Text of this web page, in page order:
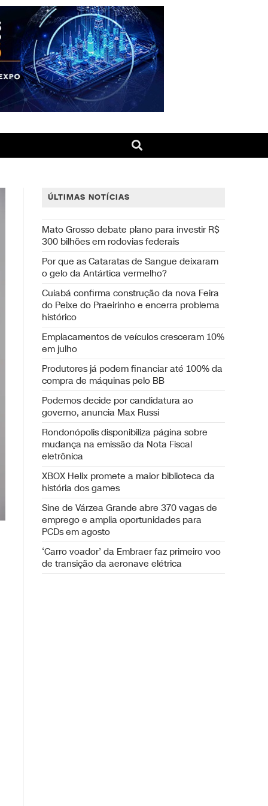
ÚLTIMAS NOTÍCIAS
Mato Grosso debate plano para investir R$
300 bilhões em rodovias federais
Por que as Cataratas de Sangue deixaram
o gelo da Antártica vermelho?
Cuiabá confirma construção da nova Feira
do Peixe do Praeirinho e encerra problema
histórico
Emplacamentos de veículos cresceram 10%
em julho
Produtores já podem financiar até 100% da
compra de máquinas pelo BB
Podemos decide por candidatura ao
governo, anuncia Max Russi
Rondonópolis disponibiliza página sobre
mudança na emissão da Nota Fiscal
eletrônica
XBOX Helix promete a maior biblioteca da
história dos games
Sine de Várzea Grande abre 370 vagas de
emprego e amplia oportunidades para
PCDs em agosto
‘Carro voador’ da Embraer faz primeiro voo
de transição da aeronave elétrica